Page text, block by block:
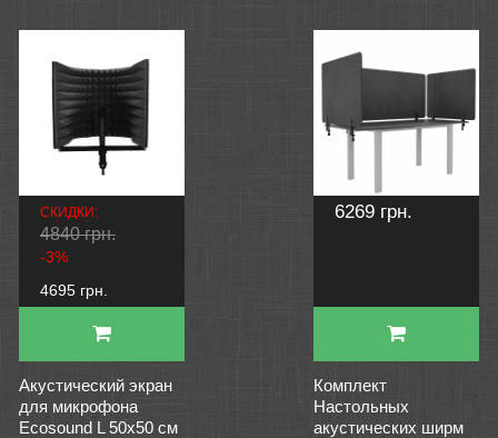
СКИДКИ:
4840 грн.
-3%
4695 грн.
Акустический экран
для микрофона
Ecosound L 50х50 см
6269 грн.
Комплект
Настольныx
акустических ширм